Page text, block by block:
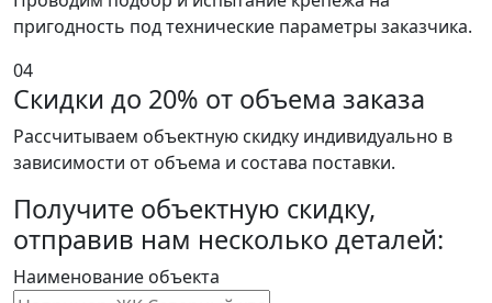
пригодность под технические параметры заказчика.
04
Скидки до 20% от объема заказа
Рассчитываем объектную скидку индивидуально в
зависимости от объема и состава поставки.
Получите объектную скидку,
отправив нам несколько деталей:
Наименование объекта